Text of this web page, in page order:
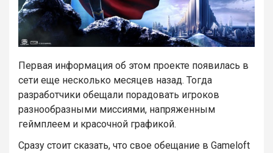
Первая информация об этом проекте появилась в
сети еще несколько месяцев назад. Тогда
разработчики обещали порадовать игроков
разнообразными миссиями, напряженным
геймплеем и красочной графикой.
Сразу стоит сказать, что свое обещание в Gameloft